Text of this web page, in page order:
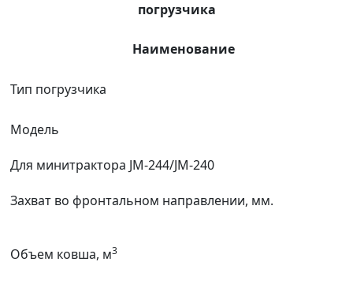
погрузчика
Наименование
Тип погрузчика
Модель
Для минитрактора JM-244/JM-240
Захват во фронтальном направлении, мм.
Объем ковша, м3